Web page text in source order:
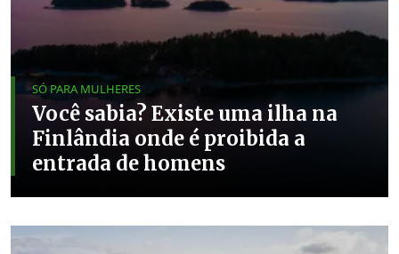
SÓ PARA MULHERES
Você sabia? Existe uma ilha na
Finlândia onde é proibida a
entrada de homens